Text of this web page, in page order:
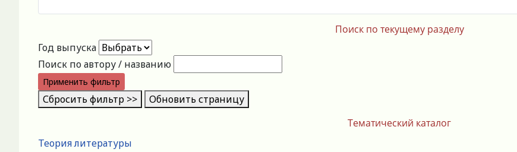
Тематический каталог
Теория литературы
Поиск по текущему разделу
Год выпуска
Поиск по автору / названию
Применить фильтр
Сбросить фильтр >> Обновить страницу